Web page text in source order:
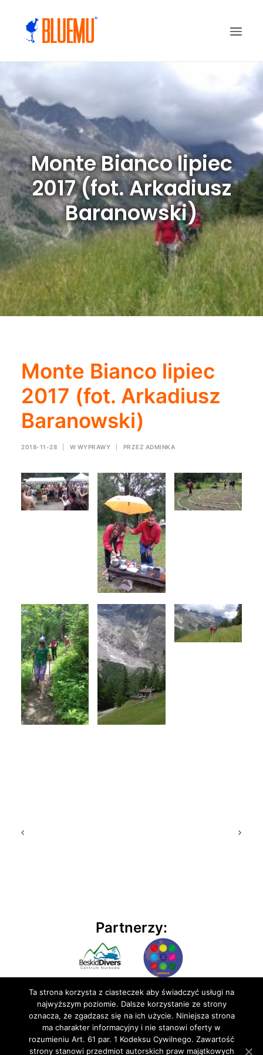
Monte Bianco lipiec
2017 (fot. Arkadiusz
Baranowski)
Monte Bianco lipiec
2017 (fot. Arkadiusz
Baranowski)
2018-11-28 W WYPRAWY PRZEZ ADMINKA
Partnerzy:
© 2020 BluEmu sp. z o.o. Wszelkie prawa zastrzeżone
Ta strona korzysta z ciasteczek aby świadczyć usługi na
najwyższym poziomie. Dalsze korzystanie ze strony
oznacza, że zgadzasz się na ich użycie. Niniejsza strona
ma charakter informacyjny i nie stanowi oferty w
rozumieniu Art. 61 par. 1 Kodeksu Cywilnego. Zawartość
strony stanowi przedmiot autorskich praw majątkowych